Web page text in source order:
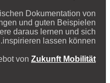
Dokumentation von
und guten Beispielen
daraus lernen und sich
inspirieren lassen können.
von Zukunft Mobilität